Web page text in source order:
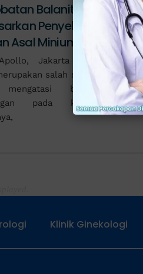
Balanitis
Penyebabnya,
Asal Minium Obat!
Jakarta - Pengobatan
salah satu cara efektif
balanitis atau
pada kepala penis.
Klinik Ginekologi